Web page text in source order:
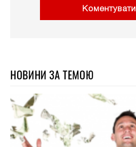
Коментувати
НОВИНИ ЗА ТЕМОЮ